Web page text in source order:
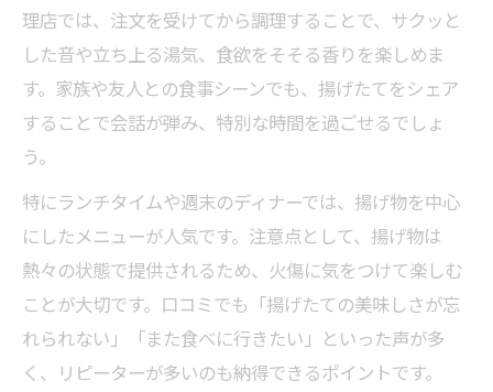
理店では、注文を受けてから調理することで、サクッと
した音や立ち上る湯気、食欲をそそる香りを楽しめま
す。家族や友人との食事シーンでも、揚げたてをシェア
することで会話が弾み、特別な時間を過ごせるでしょ
う。
特にランチタイムや週末のディナーでは、揚げ物を中心
にしたメニューが人気です。注意点として、揚げ物は
熱々の状態で提供されるため、火傷に気をつけて楽しむ
ことが大切です。口コミでも「揚げたての美味しさが忘
れられない」「また食べに行きたい」といった声が多
く、リピーターが多いのも納得できるポイントです。